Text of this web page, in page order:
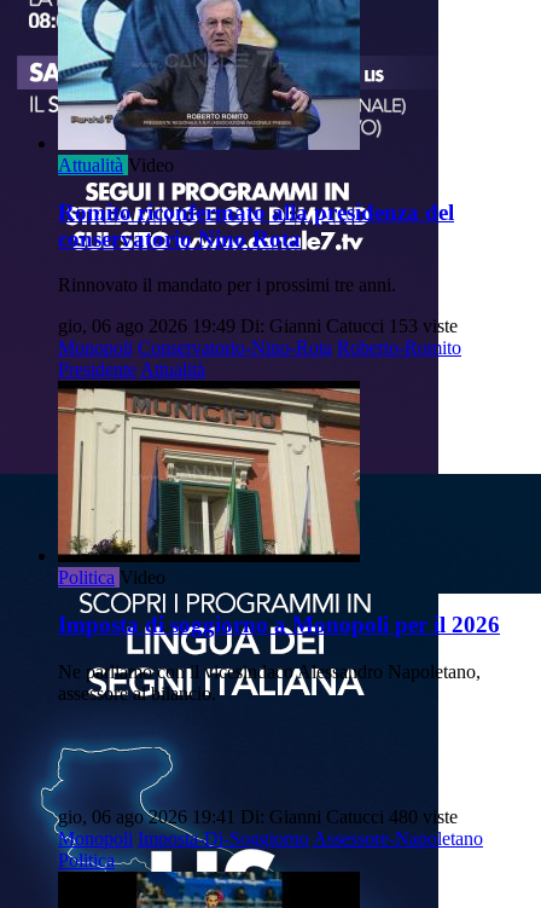
Attualità Video
Romito riconfermato alla presidenza del
conservatorio Nino Rota
Rinnovato il mandato per i prossimi tre anni.
gio, 06 ago 2026 19:49 Di: Gianni Catucci 153 viste
Monopoli Conservatorio-Nino-Rota Roberto-Romito
PresidenteAttualità
Politica Video
Imposta di soggiorno a Monopoli per il 2026
Ne parliamo con il vicesindaco Alessandro Napoletano,
assessore al bilancio.
gio, 06 ago 2026 19:41 Di: Gianni Catucci 480 viste
Monopoli Imposta-Di-Soggiorno Assessore-Napoletano
Politica